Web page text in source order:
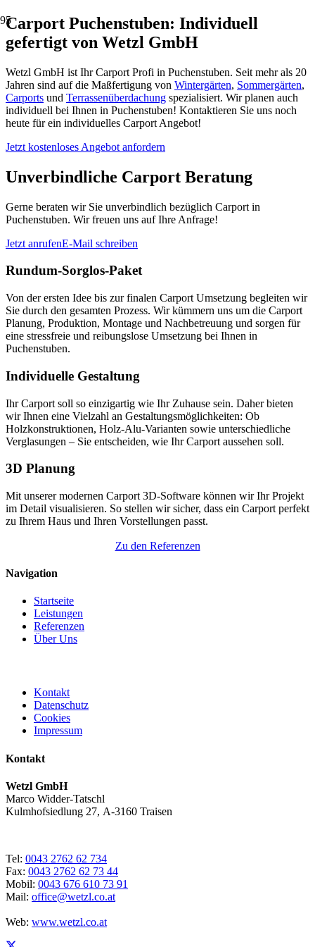
Carport Puchenstuben: Individuell
gefertigt von Wetzl GmbH
Wetzl GmbH ist Ihr Carport Profi in Puchenstuben. Seit mehr als 20
Jahren sind auf die Maßfertigung von Wintergärten, Sommergärten,
Carports und Terrassenüberdachung spezialisiert. Wir planen auch
individuell bei Ihnen in Puchenstuben! Kontaktieren Sie uns noch
heute für ein individuelles Carport Angebot!
Jetzt kostenloses Angebot anfordern
Unverbindliche Carport Beratung
Gerne beraten wir Sie unverbindlich bezüglich Carport in
Puchenstuben. Wir freuen uns auf Ihre Anfrage!
Jetzt anrufenE-Mail schreiben
Rundum-Sorglos-Paket
Von der ersten Idee bis zur finalen Carport Umsetzung begleiten wir
Sie durch den gesamten Prozess. Wir kümmern uns um die Carport
Planung, Produktion, Montage und Nachbetreuung und sorgen für
eine stressfreie und reibungslose Umsetzung bei Ihnen in
Puchenstuben.
Individuelle Gestaltung
Ihr Carport soll so einzigartig wie Ihr Zuhause sein. Daher bieten
wir Ihnen eine Vielzahl an Gestaltungsmöglichkeiten: Ob
Holzkonstruktionen, Holz-Alu-Varianten sowie unterschiedliche
Verglasungen – Sie entscheiden, wie Ihr Carport aussehen soll.
3D Planung
Mit unserer modernen Carport 3D-Software können wir Ihr Projekt
im Detail visualisieren. So stellen wir sicher, dass ein Carport perfekt
zu Ihrem Haus und Ihren Vorstellungen passt.
Zu den Referenzen
Navigation
Startseite
Leistungen
Referenzen
Über Uns
Kontakt
Datenschutz
Cookies
Impressum
Kontakt
Wetzl GmbH
Marco Widder-Tatschl
Kulmhofsiedlung 27, A-3160 Traisen
Tel: 0043 2762 62 734
Fax: 0043 2762 62 73 44
Mobil: 0043 676 610 73 91
Mail: office@wetzl.co.at
Web: www.wetzl.co.at